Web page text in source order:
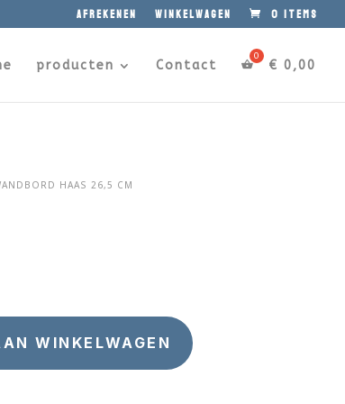
afrekenen winkelwagen 0 items
producten Contact € 0,00
HAAS 26,5 CM
WINKELWAGEN